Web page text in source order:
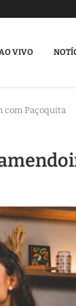
VIVO
com Paçoquita